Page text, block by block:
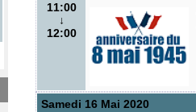
11:00
↓
12:00
Samedi 16 Mai 2020